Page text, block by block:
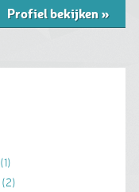
Profiel bekijken»
(1)
(2)